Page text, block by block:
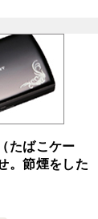
たばこケー
。節煙をした